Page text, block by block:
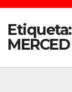
Etiqueta:
MERCED